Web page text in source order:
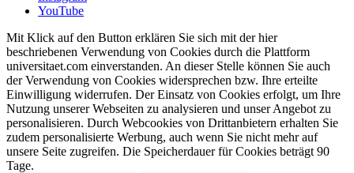
YouTube
Mit Klick auf den Button erklären Sie sich mit der hier
beschriebenen Verwendung von Cookies durch die Plattform
universitaet.com einverstanden. An dieser Stelle können Sie auch
der Verwendung von Cookies widersprechen bzw. Ihre erteilte
Einwilligung widerrufen. Der Einsatz von Cookies erfolgt, um Ihre
Nutzung unserer Webseiten zu analysieren und unser Angebot zu
personalisieren. Durch Webcookies von Drittanbietern erhalten Sie
zudem personalisierte Werbung, auch wenn Sie nicht mehr auf
unsere Seite zugreifen. Die Speicherdauer für Cookies beträgt 90
Tage.